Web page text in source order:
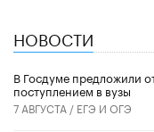
НОВОСТИ
В Госдуме предложили
поступлением в вузы
7 АВГУСТА / ЕГЭ И ОГЭ